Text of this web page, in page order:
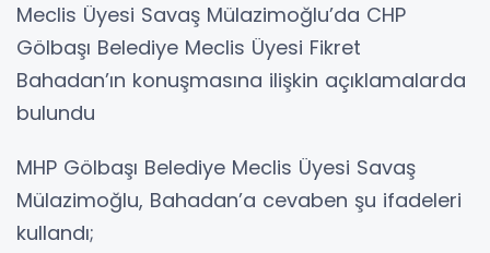
Meclis Üyesi Savaş Mülazimoğlu’da CHP
Gölbaşı Belediye Meclis Üyesi Fikret
Bahadan’ın konuşmasına ilişkin açıklamalarda
bulundu
MHP Gölbaşı Belediye Meclis Üyesi Savaş
Mülazimoğlu, Bahadan’a cevaben şu ifadeleri
kullandı;